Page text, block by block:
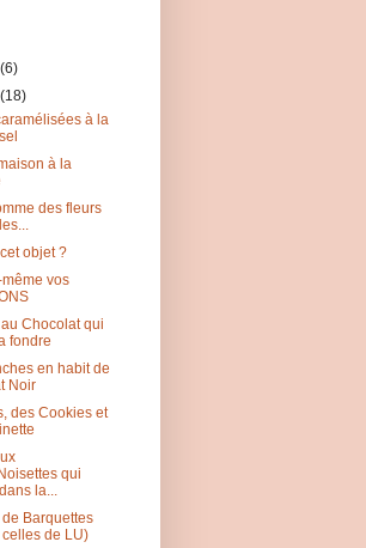
(6)
(18)
à la
à la
des fleurs
objet ?
vos
Chocolat qui
fondre
en habit de
Noir
des Cookies et
qui
la...
Barquettes
de LU)